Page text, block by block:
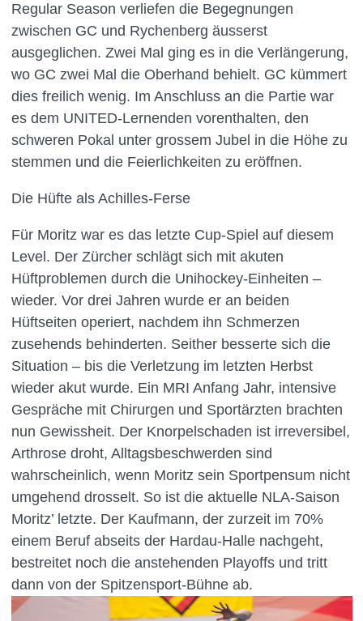
Regular Season verliefen die Begegnungen
zwischen GC und Rychenberg äusserst
ausgeglichen. Zwei Mal ging es in die Verlängerung,
wo GC zwei Mal die Oberhand behielt. GC kümmert
dies freilich wenig. Im Anschluss an die Partie war
es dem UNITED-Lernenden vorenthalten, den
schweren Pokal unter grossem Jubel in die Höhe zu
stemmen und die Feierlichkeiten zu eröffnen.
Die Hüfte als Achilles-Ferse
Für Moritz war es das letzte Cup-Spiel auf diesem
Level. Der Zürcher schlägt sich mit akuten
Hüftproblemen durch die Unihockey-Einheiten –
wieder. Vor drei Jahren wurde er an beiden
Hüftseiten operiert, nachdem ihn Schmerzen
zusehends behinderten. Seither besserte sich die
Situation – bis die Verletzung im letzten Herbst
wieder akut wurde. Ein MRI Anfang Jahr, intensive
Gespräche mit Chirurgen und Sportärzten brachten
nun Gewissheit. Der Knorpelschaden ist irreversibel,
Arthrose droht, Alltagsbeschwerden sind
wahrscheinlich, wenn Moritz sein Sportpensum nicht
umgehend drosselt. So ist die aktuelle NLA-Saison
Moritz’ letzte. Der Kaufmann, der zurzeit im 70%
einem Beruf abseits der Hardau-Halle nachgeht,
bestreitet noch die anstehenden Playoffs und tritt
dann von der Spitzensport-Bühne ab.